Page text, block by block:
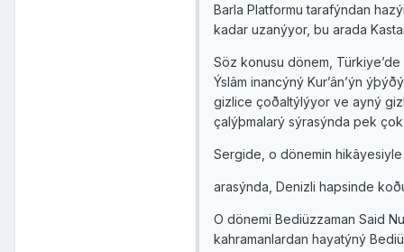
Barla Platformu tarafýndan
kadar uzanýyor, bu arada
Söz konusu dönem,
Ýslâm inancýný Kur’ân’ýn
gizlice çoðaltýlýyor ve ayný
çalýþmalarý sýrasýnda pek
Sergide, o dönemin
arasýnda, Denizli hapsinde
O dönemi Bediüzzaman Said
kahramanlardan hayatýný